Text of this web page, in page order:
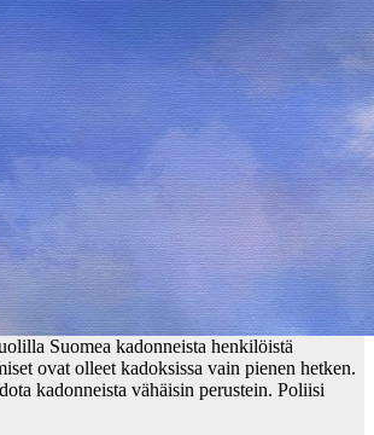
Suomea kadonneista henkilöistä
ovat olleet kadoksissa vain pienen hetken.
kadonneista vähäisin perustein. Poliisi